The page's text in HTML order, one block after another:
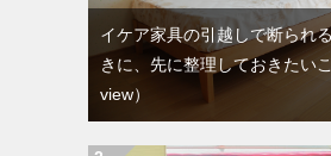
イケア家具の引越しで断られ
きに、先に整理しておきたい
view）